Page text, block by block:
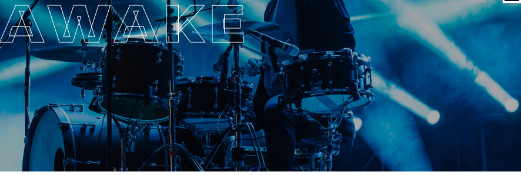
AWAKE